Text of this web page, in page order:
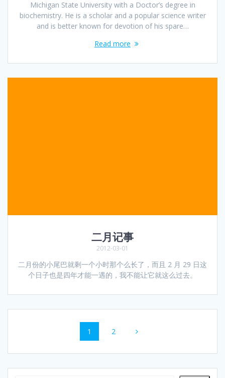
Michigan State University with a Doctor’s degree in
biochemistry. He is a scholar and a popular science writer
and is better known for devotion of his spare…
Read more
二月记事
2012-03-01
二月份的小尾巴就剩一个小时那个么长了，而且 2 月 29 日这
个日子也是四年才能一遇的，我不能让它就这么过去。
navigation
Page
1 Page
2